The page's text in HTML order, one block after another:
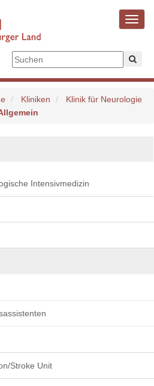
Kliniken
Klinik für Neurologie
Intensivmedizin
Stroke Unit